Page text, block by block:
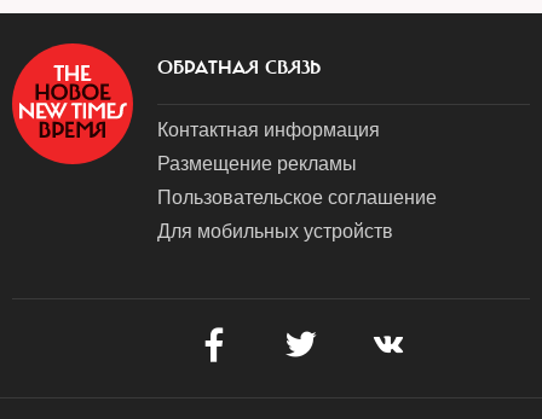
ОБРАТНАЯ СВЯЗЬ
Контактная информация
Размещение рекламы
Пользовательское соглашение
Для мобильных устройств